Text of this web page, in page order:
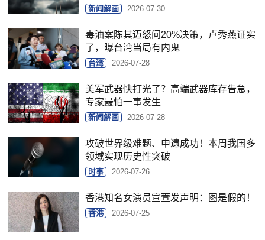
新闻解画 2026-07-30
毒油案陈其迈怒问20%决策，卢秀燕证实
了，曝台湾当局有内鬼
台湾 2026-07-28
美军武器快打光了？高端武器库存告急，
专家最怕一事发生
新闻解画 2026-07-28
攻破世界级难题、申遗成功！本周我国多
领域实现历史性突破
时事 2026-07-26
香港知名女演员宣萱发声明：图是假的！
香港 2026-07-25